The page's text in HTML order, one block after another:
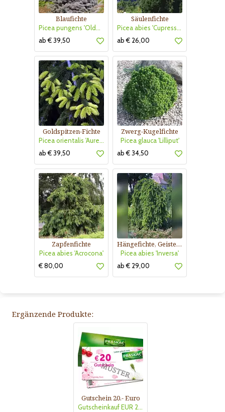
Blaufichte
Picea pungens 'Oldenburg'
ab € 39,50
Säulenfichte
Picea abies 'Cupressina'
ab € 26,00
Goldspitzen-Fichte
Picea orientalis 'Aureospicata'
ab € 39,50
Zwerg-Kugelfichte
Picea glauca 'Lilliput'
ab € 34,50
Zapfenfichte
Picea abies 'Acrocona'
€ 80,00
Hängefichte, Geisterfichte
Picea abies 'Inversa'
ab € 29,00
Ergänzende Produkte:
Gutschein 20.- Euro
Gutscheinkauf EUR 20.-